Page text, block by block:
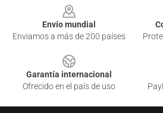
Envío mundial
Enviamos a más de 200 países
Garantía internacional
Ofrecido en el país de uso